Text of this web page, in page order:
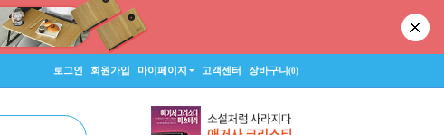
로그인 회원가입 마이페이지 고객센터 장바구니(0)